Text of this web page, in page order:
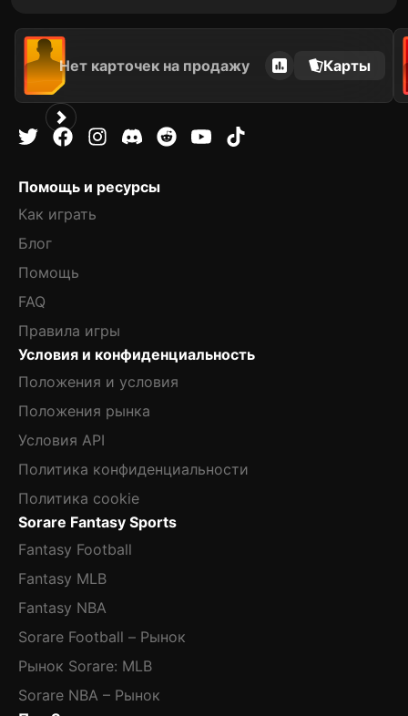
Нет карточек на продажу Карты
Помощь и ресурсы
Как играть
Блог
Помощь
FAQ
Правила игры
Условия и конфиденциальность
Положения и условия
Положения рынка
Условия API
Политика конфиденциальности
Политика cookie
Sorare Fantasy Sports
Fantasy Football
Fantasy MLB
Fantasy NBA
Sorare Football – Рынок
Рынок Sorare: MLB
Sorare NBA – Рынок